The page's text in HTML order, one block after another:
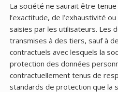
La société ne saurait être
l’exactitude, de l’exhaustivité
saisies par les utilisateurs. Les
transmises à des tiers, sauf à
contractuels avec lesquels la
protection des données
contractuellement tenus de
standards de protection que la